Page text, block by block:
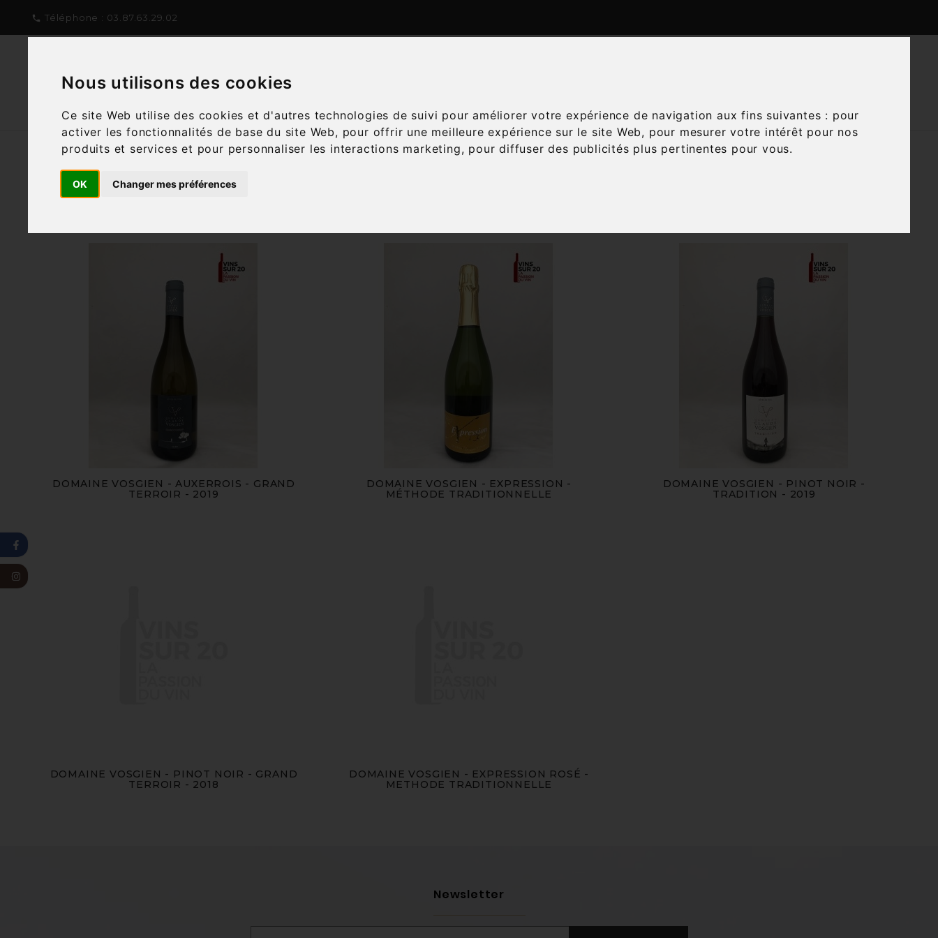
Nous utilisons des cookies
Ce site Web utilise des cookies et d'autres technologies de suivi pour améliorer votre expérience de navigation aux fins suivantes : pour
activer les fonctionnalités de base du site Web, pour offrir une meilleure expérience sur le site Web, pour mesurer votre intérêt pour nos
produits et services et pour personnaliser les interactions marketing, pour diffuser des publicités plus pertinentes pour vous.
OK Changer mes préférences
 Téléphone : 03.87.63.29.02
NOTRE CONCEPT NOTRE CATALOGUE
Accueil Vins Région Toul
5 articles
DOMAINE VOSGIEN - AUXERROIS - GRAND
TERROIR - 2019
DOMAINE VOSGIEN - EXPRESSION -
MÉTHODE TRADITIONNELLE
DOMAINE VOSGIEN - PINOT NOIR -
TRADITION - 2019
DOMAINE VOSGIEN - PINOT NOIR - GRAND
TERROIR - 2018
DOMAINE VOSGIEN - EXPRESSION ROSÉ -
METHODE TRADITIONNELLE
Newsletter